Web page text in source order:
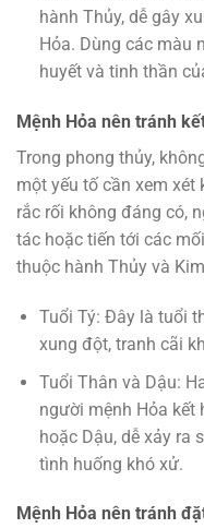
hành Thủy, dễ gây
Hỏa. Dùng các màu
huyết và tinh thần
Mệnh Hỏa nên tránh
Trong phong thủy,
một yếu tố cần xem
rắc rối không đáng có,
tác hoặc tiến tới các
thuộc hành Thủy và
Tuổi Tý: Đây là tuổi
xung đột, tranh cãi
Tuổi Thân và Dậu:
người mệnh Hỏa
hoặc Dậu, dễ xảy ra
tình huống khó xử.
Mệnh Hỏa nên tránh